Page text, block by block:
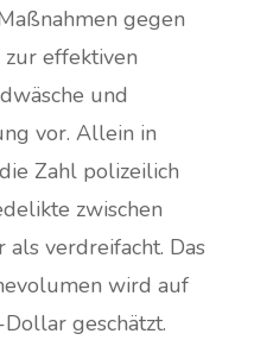
gegen
effektiven
und
vor. Allein in
Zahl polizeilich
zwischen
verdreifacht. Das
wird auf
geschätzt.